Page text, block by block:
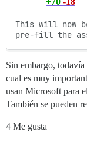
This will now
pre-fill the
Sin embargo,
cual es muy
usan Microsoft para
También se pueden
4 Me gusta